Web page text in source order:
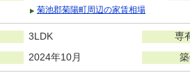
菊池郡菊陽町周辺の家賃相場
3LDK 専
2024年10月